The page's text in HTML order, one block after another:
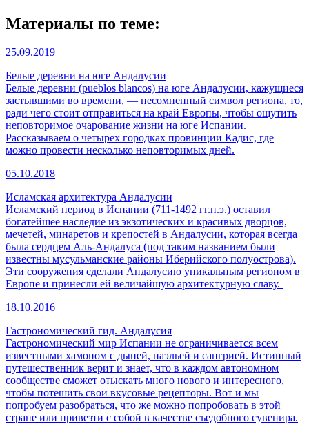
Материалы по теме:
25.09.2019
Белые деревни на юге Андалусии
Белые деревни (pueblos blancos) на юге Андалусии, кажущиеся
застывшими во времени, — несомненный символ региона, то,
ради чего стоит отправиться на край Европы, чтобы ощутить
неповторимое очарование жизни на юге Испании.
Рассказываем о четырех городках провинции Кадис, где
можно провести несколько неповторимых дней.
05.10.2018
Исламская архитектура Андалусии
Исламский период в Испании (711-1492 гг.н.э.) оставил
богатейшее наследие из экзотических и красивых дворцов,
мечетей, минаретов и крепостей в Андалусии, которая всегда
была сердцем Аль-Андалуса (под таким названием были
известны мусульманские районы Иберийского полуострова).
Эти сооружения сделали Андалусию уникальным регионом в
Европе и принесли ей величайшую архитектурную славу.
18.10.2016
Гастрономический гид. Андалусия
Гастрономический мир Испании не ограничивается всем
известными хамоном с дыней, паэльей и сангрией. Истинный
путешественник верит и знает, что в каждом автономном
сообществе сможет отыскать много нового и интересного,
чтобы потешить свои вкусовые рецепторы. Вот и мы
попробуем разобраться, что же можно попробовать в этой
стране или привезти с собой в качестве съедобного сувенира.